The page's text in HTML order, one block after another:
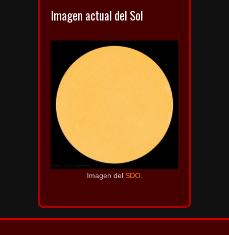
Imagen actual del Sol
Imagen del SDO.